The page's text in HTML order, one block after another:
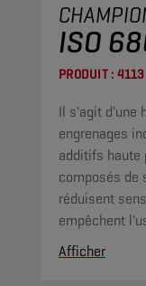
ISO
PRODUIT : 4113
Il s'agit d'une
engrenages
additifs haute
composés de
réduisent
empêchent
Afficher